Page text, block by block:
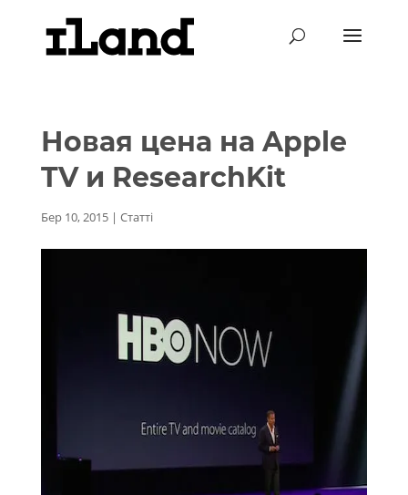
Новая цена на Apple
TV и ResearchKit
Бер 10, 2015| Статті